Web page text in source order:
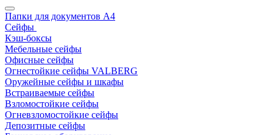
Папки для документов A4
Сейфы
Кэш-боксы
Мебельные сейфы
Офисные сейфы
Огнестойкие сейфы VALBERG
Оружейные сейфы и шкафы
Встраиваемые сейфы
Взломостойкие сейфы
Огневзломостойкие сейфы
Депозитные сейфы